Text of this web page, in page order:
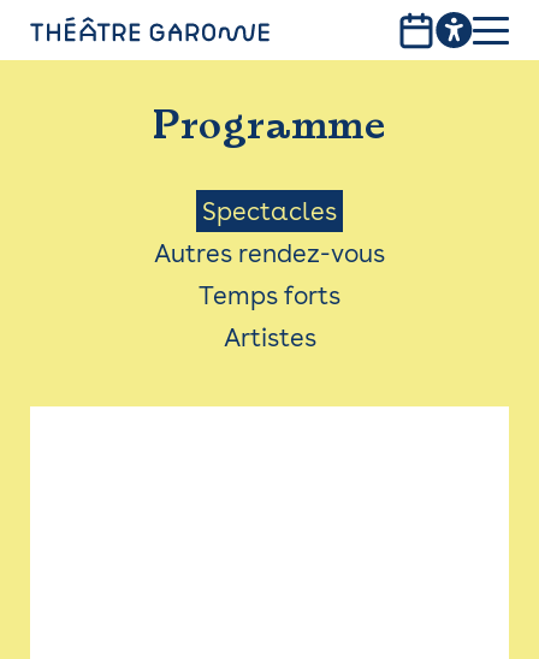
PROGRAMME
INFOS PRATIQUES
AVEC LES PUBLICS
ACCESSIBILITÉ
LES PRODUCTIONS
Programme
Menu
Saison
Spectacles
Autres rendez-vous
Temps forts
Artistes